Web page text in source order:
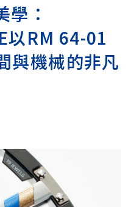
學：
以RM 64-01
與機械的非凡